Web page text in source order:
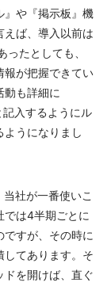
』や『掲示板』機
えば、導入以前は
ったとしても、
報が把握できてい
動も詳細に
入するようにル
うになりまし
社が一番使いこ
では4半期ごとに
すが、その時に
してあります。そ
ドを開けば、直ぐ